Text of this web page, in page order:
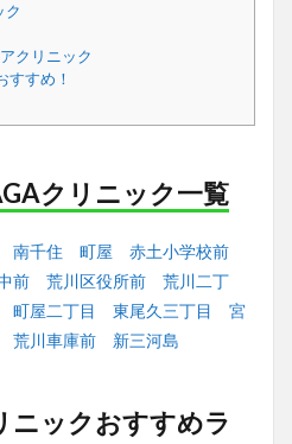
クリニック
すすめ！
クリニック一覧
南千住 町屋
赤土小学校前
前 荒川区役所前
荒川二丁
町屋二丁目 東尾久三丁目
宮
荒川車庫前 新三河島
ニックおすすめラ